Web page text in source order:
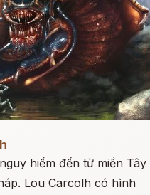
hiểm đến từ miền Tây
Lou Carcolh có hình